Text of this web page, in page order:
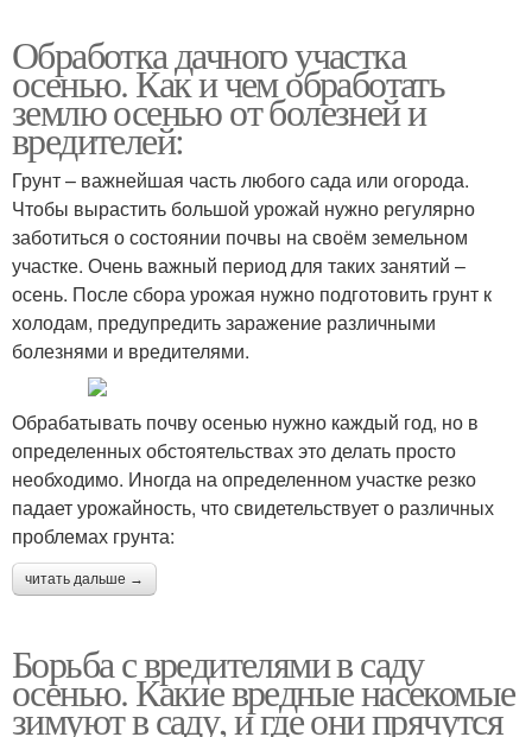
Обработка дачного участка
осенью. Как и чем обработать
землю осенью от болезней и
вредителей:
Грунт – важнейшая часть любого сада или огорода.
Чтобы вырастить большой урожай нужно регулярно
заботиться о состоянии почвы на своём земельном
участке. Очень важный период для таких занятий –
осень. После сбора урожая нужно подготовить грунт к
холодам, предупредить заражение различными
болезнями и вредителями.
Обрабатывать почву осенью нужно каждый год, но в
определенных обстоятельствах это делать просто
необходимо. Иногда на определенном участке резко
падает урожайность, что свидетельствует о различных
проблемах грунта:
читать дальше →
Борьба с вредителями в саду
осенью. Какие вредные насекомые
зимуют в саду, и где они прячутся